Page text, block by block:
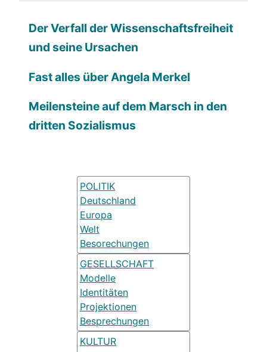
Der Verfall der Wissenschaftsfreiheit
und seine Ursachen
Fast alles über Angela Merkel
Meilensteine auf dem Marsch in den
dritten Sozialismus
POLITIK
Deutschland
Europa
Welt
Besorechungen
GESELLSCHAFT
Modelle
Identitäten
Projektionen
Besprechungen
KULTUR